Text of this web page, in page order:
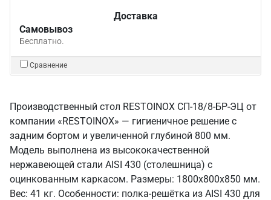
Доставка
Самовывоз
Бесплатно.
Сравнение
Производственный стол RESTOINOX СП-18/8-БР-ЭЦ от
компании «RESTOINOX» — гигиеничное решение с
задним бортом и увеличенной глубиной 800 мм.
Модель выполнена из высококачественной
нержавеющей стали AISI 430 (столешница) с
оцинкованным каркасом. Размеры: 1800x800x850 мм.
Вес: 41 кг. Особенности: полка-решётка из AISI 430 для